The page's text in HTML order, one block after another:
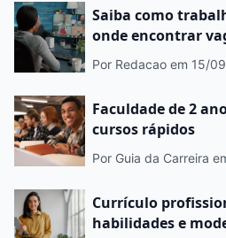
Saiba como
onde encontrar
Por Redacao em 15/
Faculdade de 2
cursos rápidos
Por Guia da Carreira
Currículo
habilidades e